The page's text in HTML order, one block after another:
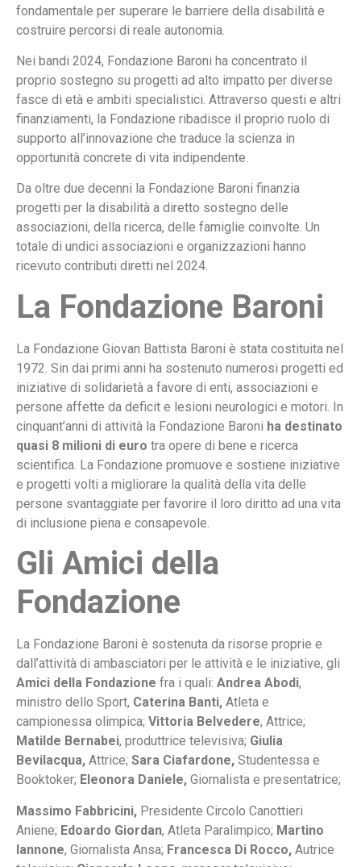
fondamentale per superare le barriere della disabilità e
costruire percorsi di reale autonomia.
Nei bandi 2024, Fondazione Baroni ha concentrato il
proprio sostegno su progetti ad alto impatto per diverse
fasce di età e ambiti specialistici. Attraverso questi e altri
finanziamenti, la Fondazione ribadisce il proprio ruolo di
supporto all’innovazione che traduce la scienza in
opportunità concrete di vita indipendente.
Da oltre due decenni la Fondazione Baroni finanzia
progetti per la disabilità a diretto sostegno delle
associazioni, della ricerca, delle famiglie coinvolte. Un
totale di undici associazioni e organizzazioni hanno
ricevuto contributi diretti nel 2024.
La Fondazione Baroni
La Fondazione Giovan Battista Baroni è stata costituita nel
1972. Sin dai primi anni ha sostenuto numerosi progetti ed
iniziative di solidarietà a favore di enti, associazioni e
persone affette da deficit e lesioni neurologici e motori. In
cinquant’anni di attività la Fondazione Baroni ha destinato
quasi 8 milioni di euro tra opere di bene e ricerca
scientifica. La Fondazione promuove e sostiene iniziative
e progetti volti a migliorare la qualità della vita delle
persone svantaggiate per favorire il loro diritto ad una vita
di inclusione piena e consapevole.
Gli Amici della
Fondazione
La Fondazione Baroni è sostenuta da risorse proprie e
dall’attività di ambasciatori per le attività e le iniziative, gli
Amici della Fondazione fra i quali: Andrea Abodi,
ministro dello Sport, Caterina Banti, Atleta e
campionessa olimpica; Vittoria Belvedere, Attrice;
Matilde Bernabei, produttrice televisiva; Giulia
Bevilacqua, Attrice; Sara Ciafardone, Studentessa e
Booktoker; Eleonora Daniele, Giornalista e presentatrice;
Massimo Fabbricini, Presidente Circolo Canottieri
Aniene; Edoardo Giordan, Atleta Paralimpico; Martino
Iannone, Giornalista Ansa; Francesca Di Rocco, Autrice